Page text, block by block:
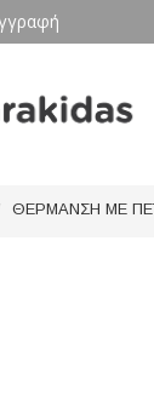
ΘΕΡΜΑΝΣΗ ΜΕ